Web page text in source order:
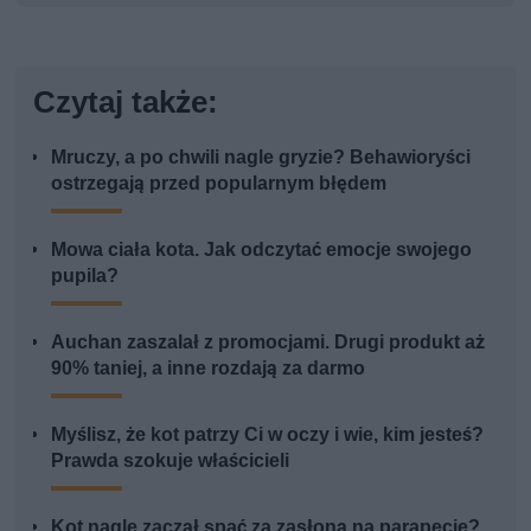
Czytaj także:
Mruczy, a po chwili nagle gryzie? Behawioryści
ostrzegają przed popularnym błędem
Mowa ciała kota. Jak odczytać emocje swojego
pupila?
Auchan zaszalał z promocjami. Drugi produkt aż
90% taniej, a inne rozdają za darmo
Myślisz, że kot patrzy Ci w oczy i wie, kim jesteś?
Prawda szokuje właścicieli